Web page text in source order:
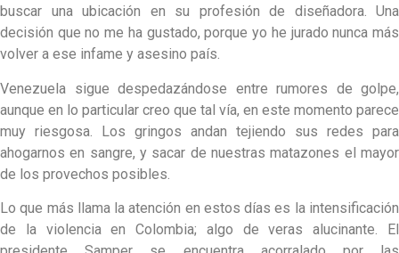
buscar una ubicación en su profesión de diseñadora. Una
decisión que no me ha gustado, porque yo he jurado nunca más
volver a ese infame y asesino país.
Venezuela sigue despedazándose entre rumores de golpe,
aunque en lo particular creo que tal vía, en este momento parece
muy riesgosa. Los gringos andan tejiendo sus redes para
ahogarnos en sangre, y sacar de nuestras matazones el mayor
de los provechos posibles.
Lo que más llama la atención en estos días es la intensificación
de la violencia en Colombia; algo de veras alucinante. El